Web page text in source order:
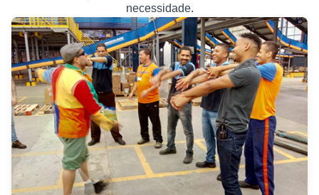
necessidade.